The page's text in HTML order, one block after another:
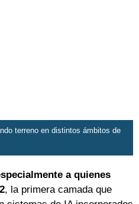
terreno en distintos ámbitos de
a quienes
, la primera camada que